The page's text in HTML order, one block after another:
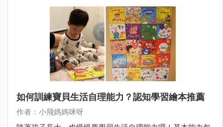
如何訓練寶貝生活自理能力？認知學習繪本推薦
作者：小飛媽媽咪呀